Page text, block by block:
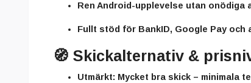
Ren Android-upplevelse utan onödiga
Fullt stöd för BankID, Google Pay och
🧭 Skickalternativ &
Utmärkt: Mycket bra skick – minimala